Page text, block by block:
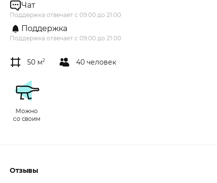
Чат
Поддержка отвечает с 09:00 до 21:00
Поддержка
Поддержка отвечает с 09:00 до 21:00
50 м2 40 человек
Можно
со своим
Отзывы